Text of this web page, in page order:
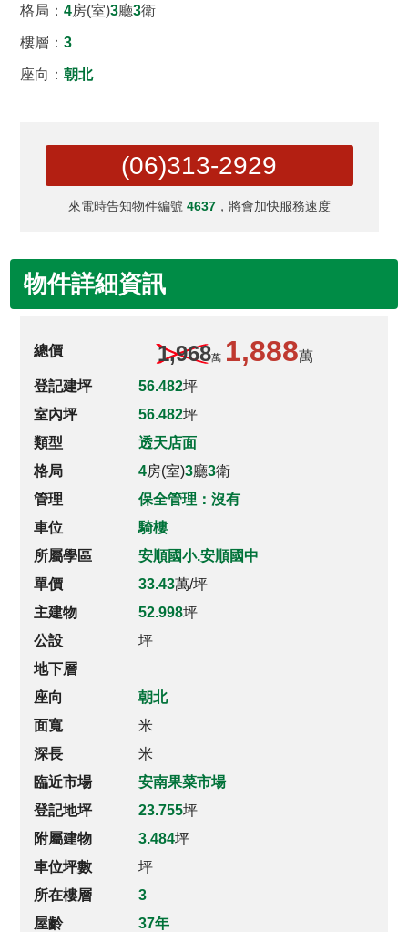
格局： 4房(室)3廳3衛
樓層： 3
座向： 朝北
(06)313-2929
來電時告知物件編號 4637，將會加快服務速度
物件詳細資訊
總價 1,968萬 1,888萬
登記建坪
56.482坪
室內坪
56.482坪
類型
透天店面
格局
4房(室)3廳3衛
管理
保全管理：沒有
車位
騎樓
所屬學區
安順國小.安順國中
單價
33.43萬/坪
主建物
52.998坪
公設
坪
地下層
座向
朝北
面寬
米
深長
米
臨近市場
安南果菜市場
登記地坪
23.755坪
附屬建物
3.484坪
車位坪數
坪
所在樓層
3
屋齡
37年